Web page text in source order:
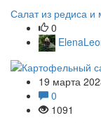
Салат из редиса и
0
19 марта
0
1091